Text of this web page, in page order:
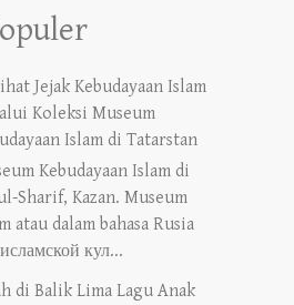
Jejak Kebudayaan Islam
Koleksi Museum
Islam di Tatarstan
Kebudayaan Islam di
Sharif, Kazan. Museum
atau dalam bahasa Rusia
кул...
di Balik Lima Lagu Anak